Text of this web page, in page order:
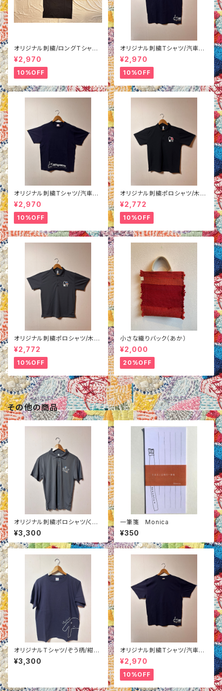
オリジナル刺繍/ロングTシャツ/
汽車/ブラックL
¥2,970
10%OFF
オリジナル刺繍Tシャツ/汽車柄/
紺色L
¥2,970
10%OFF
オリジナル刺繍Tシャツ/汽車柄/
紺色M
¥2,970
10%OFF
オリジナル刺繍ポロシャツ/木
柄/ブラックM
¥2,772
10%OFF
オリジナル刺繍ポロシャツ/木
柄/グレーM
¥2,772
10%OFF
小さな織りバック（あか）
¥2,000
20%OFF
その他の商品
オリジナル刺繍ポロシャツ/くじ
ら柄/グレーM
¥3,300
一筆箋 Monica
¥350
オリジナルTシャツ/ぞう柄/紺色
M
¥3,300
オリジナル刺繍Tシャツ/汽車柄/
紺色L
¥2,970
10%OFF